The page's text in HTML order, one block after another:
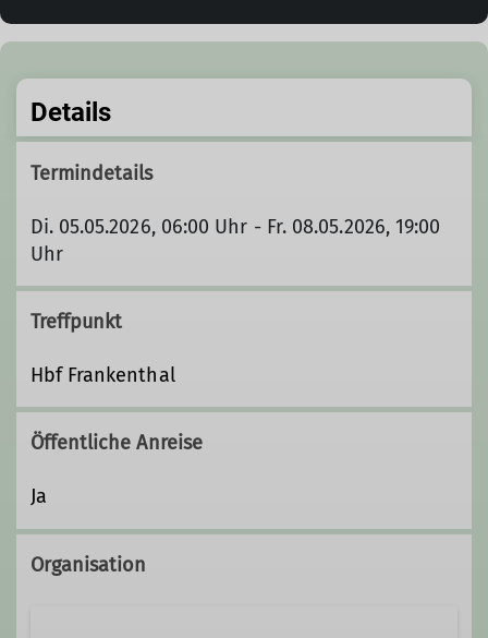
Details
Termindetails
Di. 05.05.2026, 06:00 Uhr - Fr. 08.05.2026, 19:00
Uhr
Treffpunkt
Hbf Frankenthal
Öffentliche Anreise
Ja
Organisation